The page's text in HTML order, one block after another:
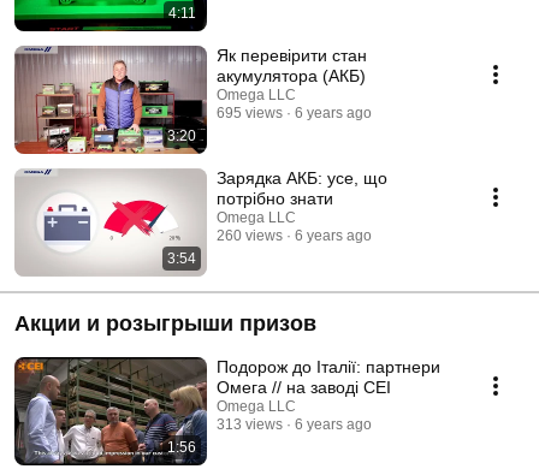
4:11
3:20
Як перевірити стан
акумулятора (АКБ)
Omega LLC
695 views
6 years ago
3:54
Зарядка АКБ: усе, що
потрібно знати
Omega LLC
260 views
6 years ago
Акции и розыгрыши призов
1:56
Подорож до Італії: партнери
Омега // на заводі СEI
Omega LLC
313 views
6 years ago